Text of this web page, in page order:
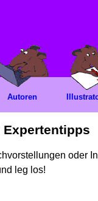
Expertentipps
oder
leg los!
Autoren